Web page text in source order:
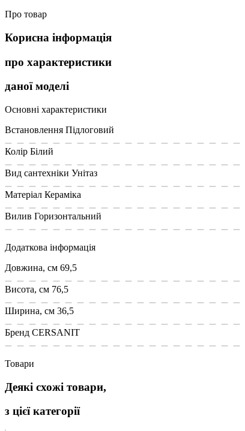
Про товар
Корисна інформація
про характеристики
даної моделі
Основні характеристики
Встановлення Підлоговий
Колір Білий
Вид сантехніки Унітаз
Матеріал Кераміка
Вилив Горизонтальний
Додаткова інформація
Довжина, см 69,5
Висота, см 76,5
Ширина, см 36,5
Бренд CERSANIT
Товари
Деякі схожі товари,
з цієї категорії